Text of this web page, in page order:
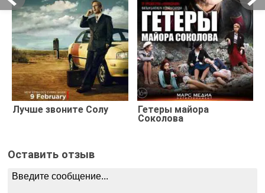
Лучше звоните Солу Гетеры майора
Соколова
Оставить отзыв